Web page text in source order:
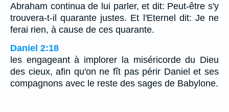
Abraham continua de lui parler, et dit: Peut-être s'y
trouvera-t-il quarante justes. Et l'Eternel dit: Je ne
ferai rien, à cause de ces quarante.
Daniel 2:18
les engageant à implorer la miséricorde du Dieu
des cieux, afin qu'on ne fît pas périr Daniel et ses
compagnons avec le reste des sages de Babylone.